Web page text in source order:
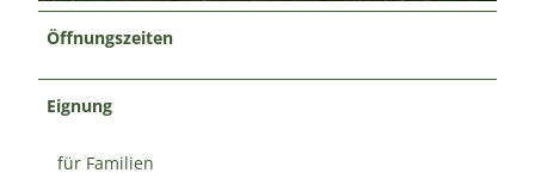
© A. Brüning |CC-BY
Öffnungszeiten
Eignung
für Familien